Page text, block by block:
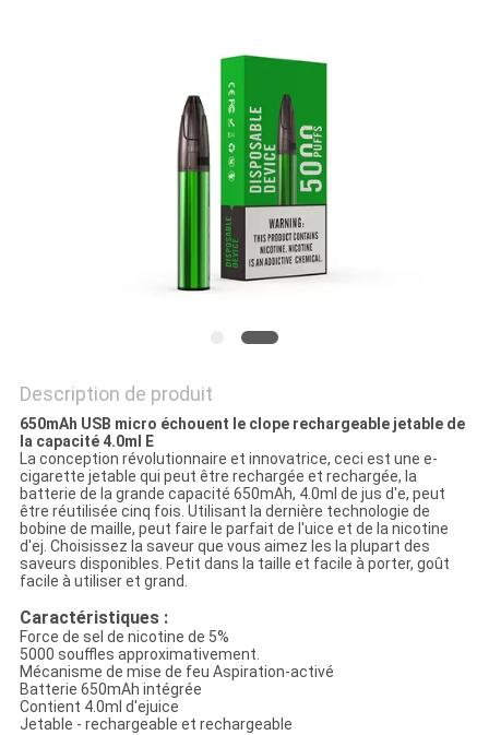
Description de produit
650mAh USB micro échouent le clope rechargeable jetable de
la capacité 4.0ml E
La conception révolutionnaire et innovatrice, ceci est une e-
cigarette jetable qui peut être rechargée et rechargée, la
batterie de la grande capacité 650mAh, 4.0ml de jus d'e, peut
être réutilisée cinq fois. Utilisant la dernière technologie de
bobine de maille, peut faire le parfait de l'uice et de la nicotine
d'ej. Choisissez la saveur que vous aimez les la plupart des
saveurs disponibles. Petit dans la taille et facile à porter, goût
facile à utiliser et grand.
Caractéristiques :
Force de sel de nicotine de 5%
5000 souffles approximativement.
Mécanisme de mise de feu Aspiration-activé
Batterie 650mAh intégrée
Contient 4.0ml d'ejuice
Jetable - rechargeable et rechargeable